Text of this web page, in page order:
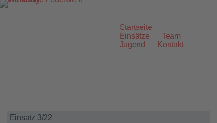
Zum
Startseite
Einsätze
Team
Jugend
Kontakt
Einsatz 3/22